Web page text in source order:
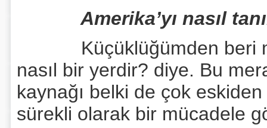
Amerika’yı nasıl
Küçüklüğümden beri
nasıl bir yerdir? diye. Bu
kaynağı belki de çok
sürekli olarak bir mücadele